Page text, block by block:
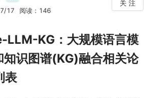
17 阅读：146
关 注
LLM-KG：大规模语言模
识图谱(KG)融合相关论
表